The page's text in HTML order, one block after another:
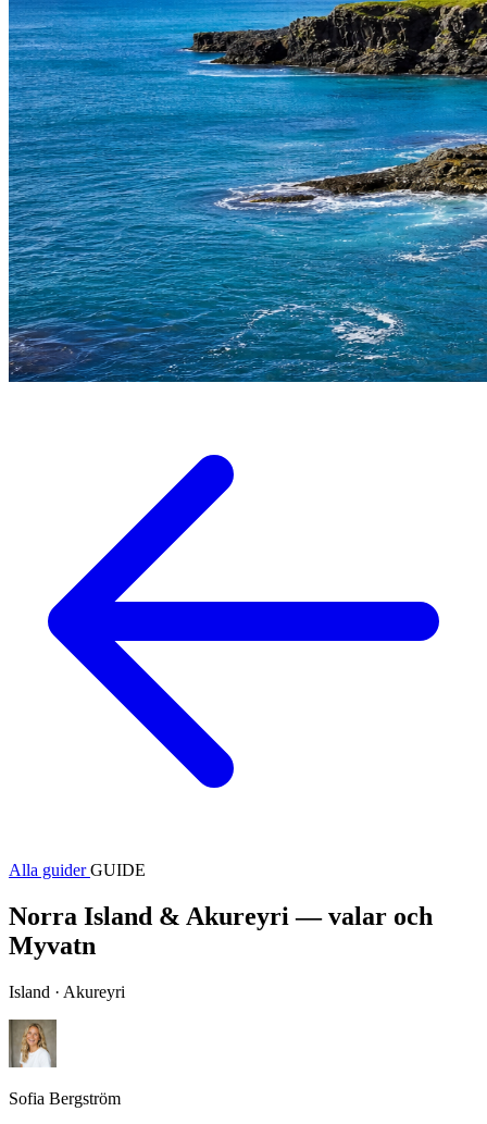
Alla guiderGUIDE
Norra Island & Akureyri — valar och
Myvatn
Island · Akureyri
Sofia Bergström